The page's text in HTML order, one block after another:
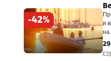
-42%
и